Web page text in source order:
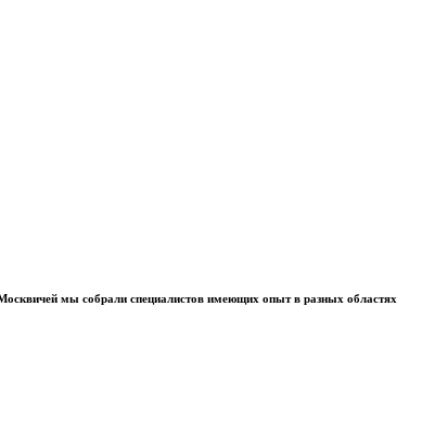
мы собрали специалистов имеющих опыт в разных областях